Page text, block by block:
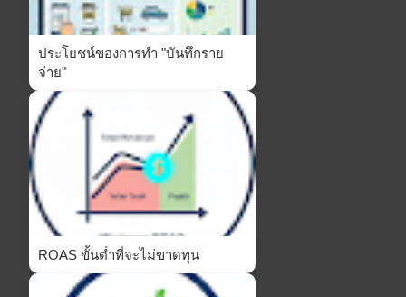
ประโยชน์ของการทำ "บันทึกราย
จ่าย"
ROAS ขั้นต่ำที่จะไม่ขาดทุน